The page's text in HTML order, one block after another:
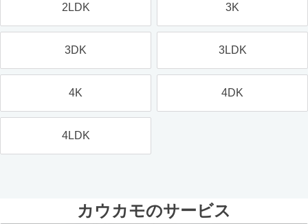
2LDK 3K
3DK 3LDK
4K 4DK
4LDK
カウカモのサービス